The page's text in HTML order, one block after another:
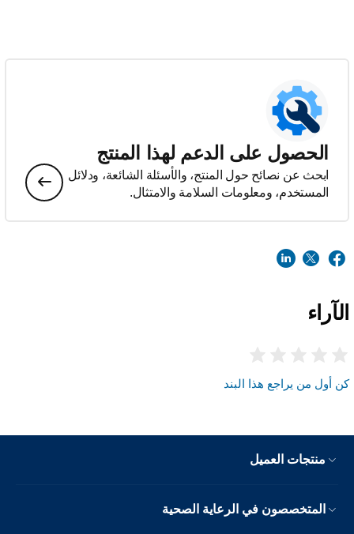
الحصول على الدعم لهذا المنتج
ابحث عن نصائح حول المنتج، والأسئلة الشائعة، ودلائل
المستخدم، ومعلومات السلامة والامتثال.
الآراء
كن أول من يراجع هذا البند
منتجات العميل
المتخصصون في الرعاية الصحية